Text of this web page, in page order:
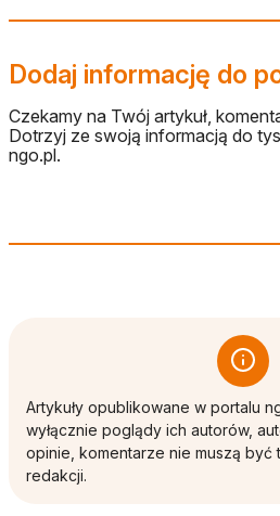
Dodaj informację do
Czekamy na Twój artykuł,
Dotrzyj ze swoją informacją do
ngo.pl.
Artykuły opublikowane w portalu
wyłącznie poglądy ich autorów,
opinie, komentarze nie muszą być
redakcji.